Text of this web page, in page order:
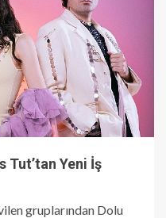
Tut’tan Yeni İş
gruplarından Dolu